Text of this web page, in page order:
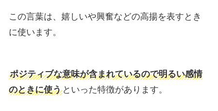
この言葉は、嬉しいや興奮などの高揚を表すとき
に使います。
ポジティブな意味が含まれているので明るい感情
のときに使うといった特徴があります。